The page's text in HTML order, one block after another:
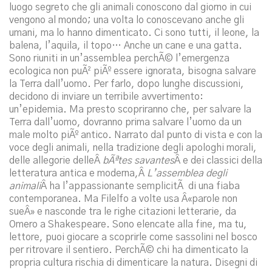
luogo segreto che gli animali conoscono dal giorno in cui
vengono al mondo; una volta lo conoscevano anche gli
umani, ma lo hanno dimenticato. Ci sono tutti, il leone, la
balena, l’aquila, il topo… Anche un cane e una gatta.
Sono riuniti in un’assemblea perchÃ© l’emergenza
ecologica non puÃ² piÃº essere ignorata, bisogna salvare
la Terra dall’uomo. Per farlo, dopo lunghe discussioni,
decidono di inviare un terribile avvertimento:
un’epidemia. Ma presto scopriranno che, per salvare la
Terra dall’uomo, dovranno prima salvare l’uomo da un
male molto piÃº antico. Narrato dal punto di vista e con la
voce degli animali, nella tradizione degli apologhi morali,
delle allegorie delleÂ bÃªtes savantesÂ e dei classici della
letteratura antica e moderna,Â L’assemblea degli
animaliÂ ha l’appassionante semplicitÃ di una fiaba
contemporanea. Ma Filelfo a volte usa Â«parole non
sueÂ» e nasconde tra le righe citazioni letterarie, da
Omero a Shakespeare. Sono elencate alla fine, ma tu,
lettore, puoi giocare a scoprirle come sassolini nel bosco
per ritrovare il sentiero. PerchÃ© chi ha dimenticato la
propria cultura rischia di dimenticare la natura. Disegni di